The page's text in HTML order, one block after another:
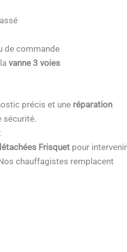
de commande
vanne 3 voies
précis et une réparation
sécurité.
Frisquetpour intervenir
chauffagistes remplacent